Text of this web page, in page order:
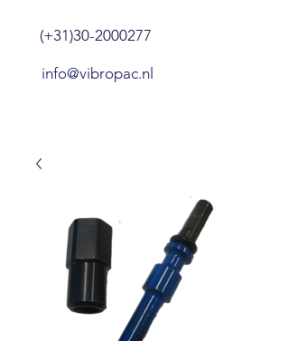
(+31)30-2000277
info@vibropac.nl